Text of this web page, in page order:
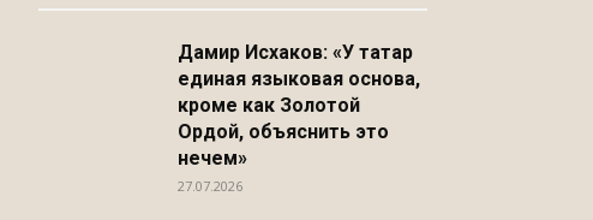
Дамир Исхаков: «У татар
единая языковая основа,
кроме как Золотой
Ордой, объяснить это
нечем»
27.07.2026